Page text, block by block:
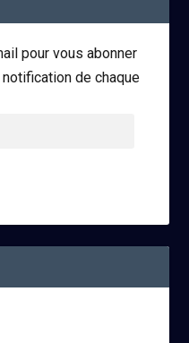
pour vous abonner
de chaque